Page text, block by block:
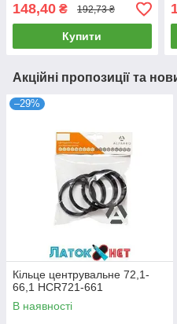
148,40 ₴ 192,73 ₴
Купити
Акційні пропозиції та
–29%
Кільце центрувальне 72,1-
66,1 HCR721-661
В наявності